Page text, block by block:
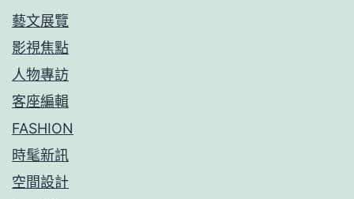
藝文展覽
影視焦點
人物專訪
客座編輯
FASHION
時髦新訊
空間設計